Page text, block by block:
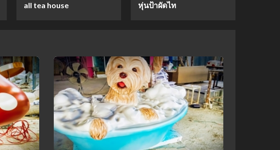
4
mockups
ม็อคอัพขวด bsab
mockups
ม็อคอัพน้ำมันวังว่าน
all tea house หุ่นป้าผัดไท